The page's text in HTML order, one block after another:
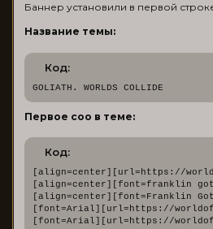
Баннер установили в первой
Название темы:
Код:
GOLIATH. WORLDS COLLIDE
Первое соо в теме:
Код:
[align=center][url=https://
[align=center][font=franklin
[align=center][font=Franklin
[font=Arial][url=https://
[font=Arial][url=https://